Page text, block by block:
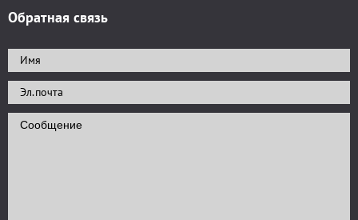
Обратная связь